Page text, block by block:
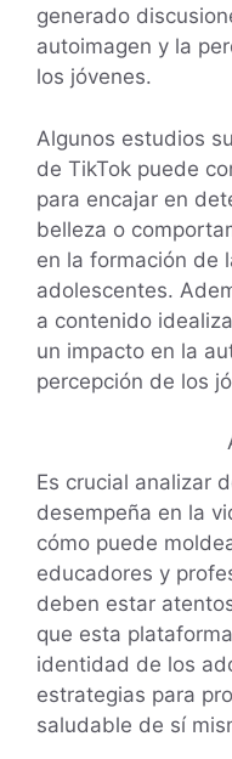
generado
autoimagen y la
los jóvenes.
Algunos estudios
de TikTok puede
para encajar en
belleza o
en la formación de
adolescentes.
a contenido
un impacto en la
percepción de los
Es crucial analizar
desempeña en la
cómo puede
educadores y
deben estar
que esta
identidad de los
estrategias para
saludable de sí